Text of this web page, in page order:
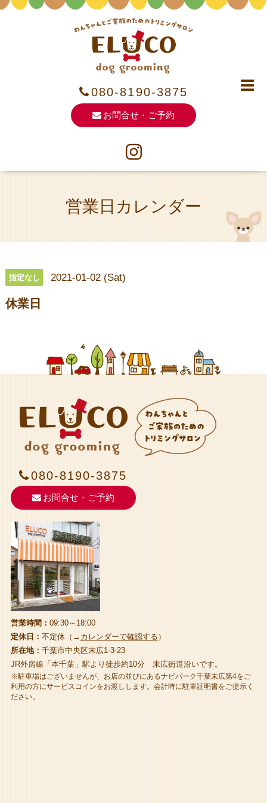
080-8190-3875
お問合せ・ご予約
営業日カレンダー
指定なし 2021-01-02 (Sat)
休業日
080-8190-3875
お問合せ・ご予約
営業時間： 09:30～18:00
定休日： 不定休（→ カレンダーで確認する ）
所在地： 千葉市中央区末広1-3-23
JR外房線「本千葉」駅より徒歩約10分 末広街道沿いです。
※駐車場はございませんが、お店の並びにあるナビパーク千葉末広第4をご
利用の方にサービスコインをお渡しします。会計時に駐車証明書をご提示く
ださい。